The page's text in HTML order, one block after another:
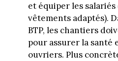
et équiper les salariés
vêtements adaptés).
BTP, les chantiers
pour assurer la santé
ouvriers. Plus